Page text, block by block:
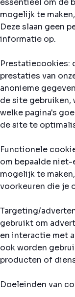
essentieel om de
mogelijk te
Deze slaan geen
informatie op.
Prestatiecookies:
prestaties van
anonieme
de site gebruiken,
welke pagina's
de site te
Functionele
om bepaalde
mogelijk te
voorkeuren die je
Targeting/
gebruikt om
en interactie met
ook worden
producten of
Doeleinden van